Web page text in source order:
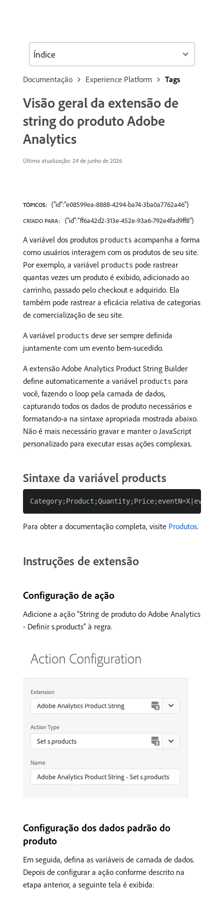
Documentação Experience Platform Tags
Visão geral da extensão de
string do produto Adobe
Analytics
Última atualização: 24 de junho de 2026
TÓPICOS: {"id":"e08599ea-8888-4294-ba74-3ba0a7762a46"}
CRIADO PARA: {"id":"ff6a42d2-313e-452e-93a6-792e4fad9ff8"}
A variável dos produtos products acompanha a forma
como usuários interagem com os produtos de seu site.
Por exemplo, a variável products pode rastrear
quantas vezes um produto é exibido, adicionado ao
carrinho, passado pelo checkout e adquirido. Ela
também pode rastrear a eficácia relativa de categorias
de comercialização de seu site.
A variável products deve ser sempre definida
juntamente com um evento bem-sucedido.
A extensão Adobe Analytics Product String Builder
define automaticamente a variável products para
você, fazendo o loop pela camada de dados,
capturando todos os dados de produto necessários e
formatando-a na sintaxe apropriada mostrada abaixo.
Não é mais necessário gravar e manter o JavaScript
personalizado para executar essas ações complexas.
Sintaxe da variável products
Para obter a documentação completa, visite Produtos.
Instruções de extensão
Configuração de ação
Adicione a ação “String de produto do Adobe Analytics
- Definir s.products” à regra.
Configuração dos dados padrão do
produto
Em seguida, defina as variáveis de camada de dados.
Depois de configurar a ação conforme descrito na
etapa anterior, a seguinte tela é exibida:
Índice